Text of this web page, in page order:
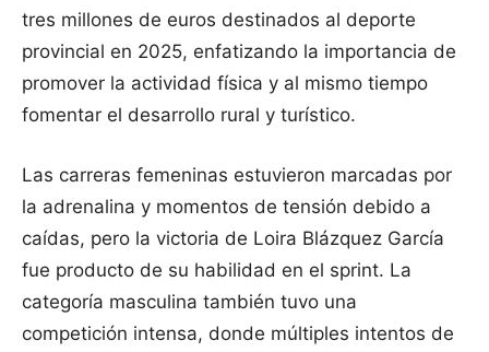
tres millones de euros destinados al deporte
provincial en 2025, enfatizando la importancia de
promover la actividad física y al mismo tiempo
fomentar el desarrollo rural y turístico.
Las carreras femeninas estuvieron marcadas por
la adrenalina y momentos de tensión debido a
caídas, pero la victoria de Loira Blázquez García
fue producto de su habilidad en el sprint. La
categoría masculina también tuvo una
competición intensa, donde múltiples intentos de